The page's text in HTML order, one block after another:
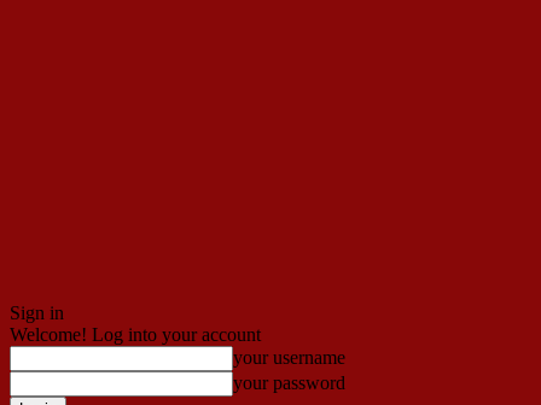
Sign in
Welcome! Log into your account
your username
your password